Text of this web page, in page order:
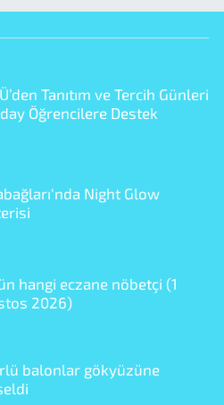
Tanıtım ve Tercih Günleri
Öğrencilere Destek
Night Glow
hangi eczane nöbetçi (1
2026)
balonlar gökyüzüne